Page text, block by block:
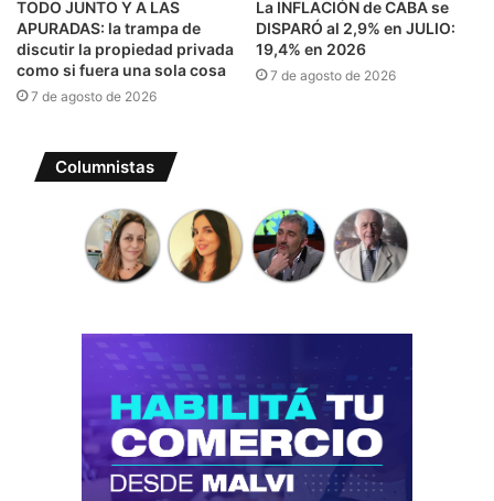
TODO JUNTO Y A LAS
APURADAS: la trampa de
discutir la propiedad privada
como si fuera una sola cosa
7 de agosto de 2026
La INFLACIÓN de CABA se
DISPARÓ al 2,9% en JULIO:
19,4% en 2026
7 de agosto de 2026
Columnistas